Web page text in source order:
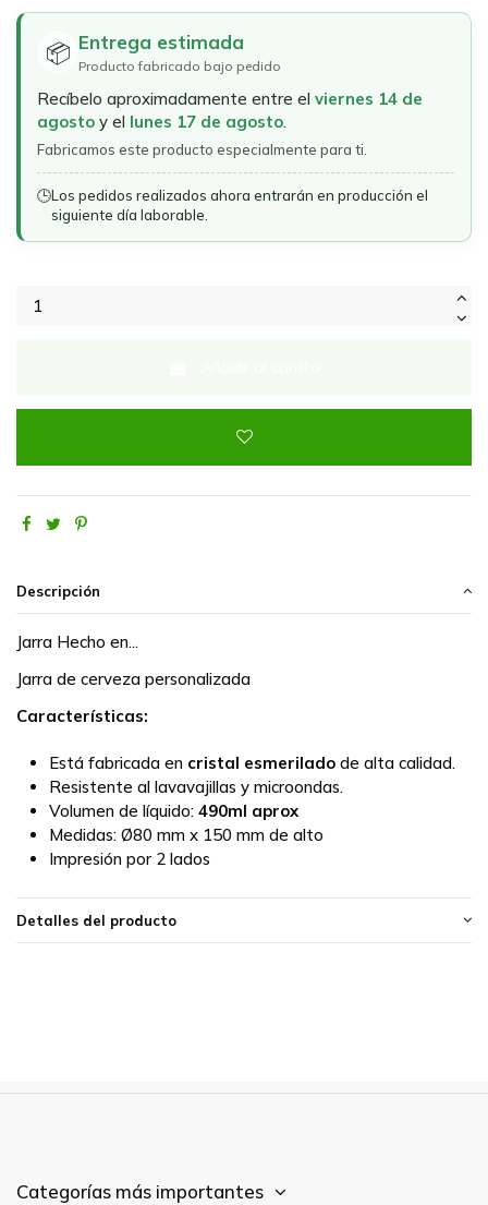
📦 Entrega estimada
Producto fabricado bajo pedido
Recíbelo aproximadamente entre el viernes 14 de
agosto y el lunes 17 de agosto.
Fabricamos este producto especialmente para ti.
🕒Los pedidos realizados ahora entrarán en producción el
siguiente día laborable.
Descripción
Jarra Hecho en...
Jarra de cerveza personalizada
Características:
Está fabricada en cristal esmerilado de alta calidad.
Resistente al lavavajillas y microondas.
Volumen de líquido: 490ml aprox
Medidas: Ø80 mm x 150 mm de alto
Impresión por 2 lados
Detalles del producto
Categorías más importantes